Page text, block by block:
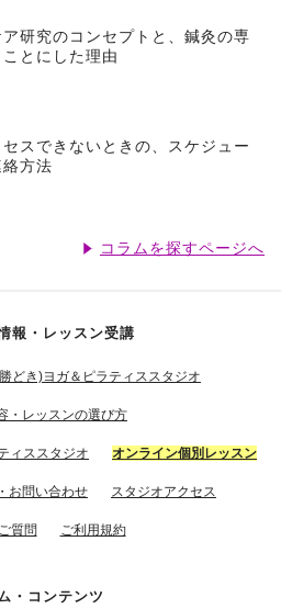
研究のコンセプトと、鍼灸の専
とにした理由
スできないときの、スケジュー
方法
コラムを探すページへ
報・レッスン受講
どき)ヨガ＆ピラティススタジオ
・レッスンの選び方
ィススタジオ オンライン個別レッスン
お問い合わせ スタジオアクセス
質問 ご利用規約
・コンテンツ